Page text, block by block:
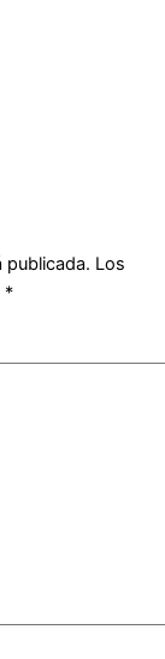
publicada. Los
*